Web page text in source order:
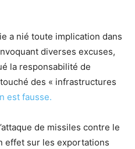
a nié toute implication dans
diverses excuses,
la responsabilité de
touché des « infrastructures
est fausse.
de missiles contre le
effet sur les exportations